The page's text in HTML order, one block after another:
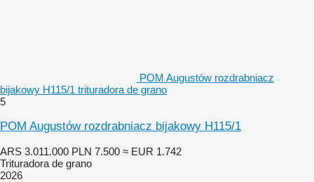
POM Augustów rozdrabniacz
bijakowy H115/1 trituradora de grano
5
POM Augustów rozdrabniacz bijakowy H115/1
ARS 3.011.000 PLN 7.500 ≈ EUR 1.742
Trituradora de grano
2026